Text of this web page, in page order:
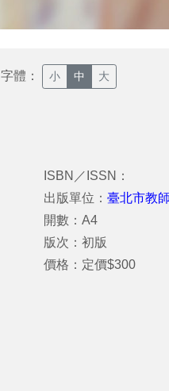
字體： 小 中 大
ISBN／ISSN：
出版單位：臺北市教
開數：A4
版次：初版
價格：定價$300